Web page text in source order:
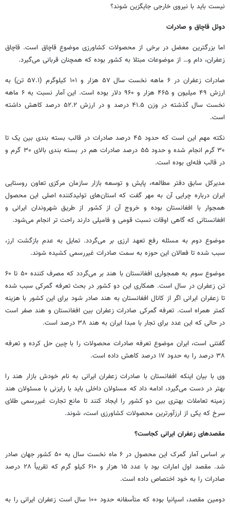
نیست باید با نیروی خارجی جایگزین شوند؟
دوئل قاچاق و صادرات
اما بزرگترین معضل در برخی از محصولات کشاورزی موضوع قاچاق است. قاچاق
زعفران، دام و… از موضوعات مبتلا به کشور بوده که همچنان قربانی می‌گیرد.
صادرات زعفران در ۶ ماهه نخست سال ۵۷ هزار و ۱۰۱ کیلوگرم (۵۷.۱ تن) به
ارزش ۴۹ میلیون و ۴۶۵ هزار و ۹۶۰ دلار بوده است. این آمار نسبت به ۶ ماهه
نخست سال گذشته در وزن ۴۱.۵ درصد و در ارزش ۵۲.۲ درصد کاهش داشته
است.
نکته مهم این است که حدود ۴۵ درصد صادرات در قالب بسته بندی بین یک تا
۳۰ گرم انجام شده و حدود ۵۵ درصد صادرات هم در بسته بندی بالای ۳۰ گرم و
در قالب فله‌ای بوده است.‌
مدیرکل سابق دفتر مطالعه، پایش و توسعه بازار سازمان مرکزی تعاون روستایی
ایران درباره چرایی آن به مهر گفت که استان‌های تولیدکننده اصلی این محصول
همجوار با افغانستان بوده و خروج آن از کشور از طریق شهروندان ایرانی و
افغانستانی که گاهی اوقات نسبت قومی و فامیلی دارند راحت تر انجام می‌شود.
موضوع دوم به مسئله رفع تعهد ارزی بر می‌گردد. تمایل به عدم بازگشت ارز،
سبب شده تا فعالان این حوزه به سمت صادرات غیررسمی کشیده شوند.
موضوع سوم به همجواری افغانستان با هند بر می‌گردد که مصرف کننده ۵۰ تا ۶۰
تن زعفران در سال است. همکاری این دو کشور در بحث تعرفه گمرکی سبب شده
تا زعفران ایرانی اگر از کانال افغانستان به هند صادر شود برای این کشور با هزینه
کمتر همراه است. تعرفه گمرکی صادرات زعفران بین افغانستان و هند صفر است
در حالی که این عدد برای تجار با مبدا ایران به هند ۳۸ درصد است.
گفتنی است، ایران موضوع تعرفه صادرات محصولات را با چین حل کرده و تعرفه
۳۸ درصد را به حدود ۱۷ درصد کاهش داده است.
وی با بیان اینکه افغانستان با صادرات زعفران ایرانی به نام خودش بازار هند را
بهتر در دست می‌گیرد، ادامه داد که مسئولان داخلی باید با رایزنی با مسئولان هند
زمینه تعاملات بهتری بین دو کشور را ایجاد کنند تا مانع تجارت غیررسمی طلای
سرخ که یکی از ارزآورترین محصولات کشاورزی است، شوند.
مقصدهای زعفران ایرانی کجاست؟
بر اساس آمار گمرک این محصول در ۶ ماه نخست سال به ۵۰ کشور جهان صادر
شد. مقصد اول امارات بود با عدد ۱۵ هزار و ۶۱۰ کیلو گرم که تقریباً ۲۸ درصد
صادرات را به خود اختصاص داده است.‌
دومین مقصد، اسپانیا بوده که متأسفانه حدود ۱۰۰ سال است زعفران ایرانی را به